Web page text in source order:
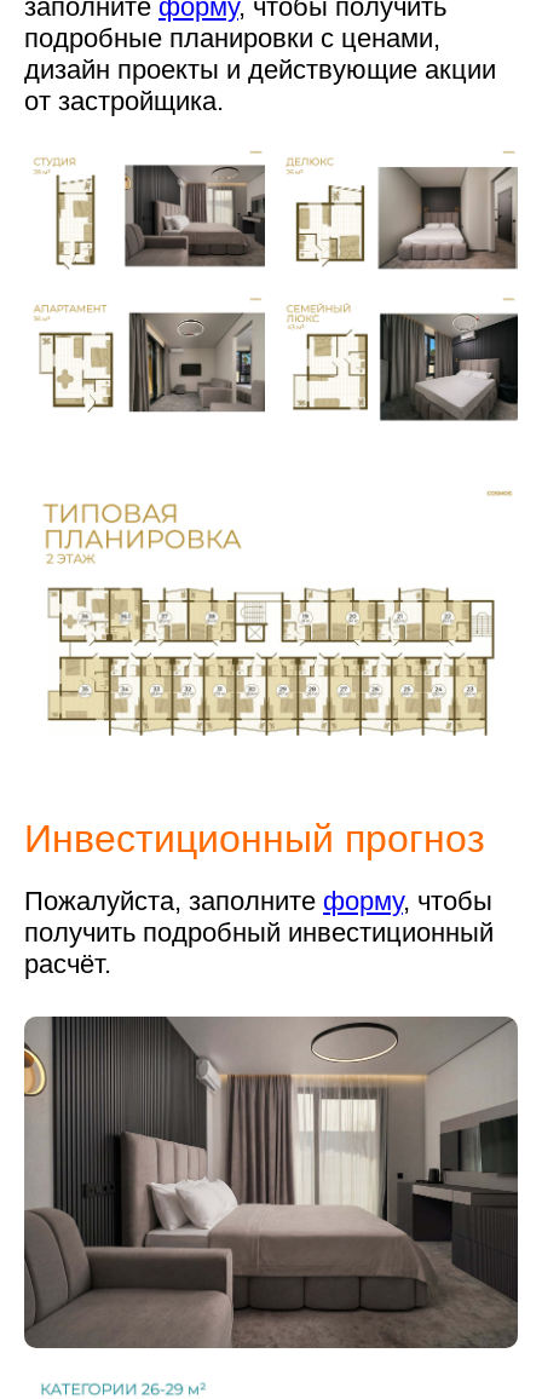
заполните форму, чтобы получить
подробные планировки с ценами,
дизайн проекты и действующие акции
от застройщика.
Инвестиционный прогноз
Пожалуйста, заполните форму, чтобы
получить подробный инвестиционный
расчёт.